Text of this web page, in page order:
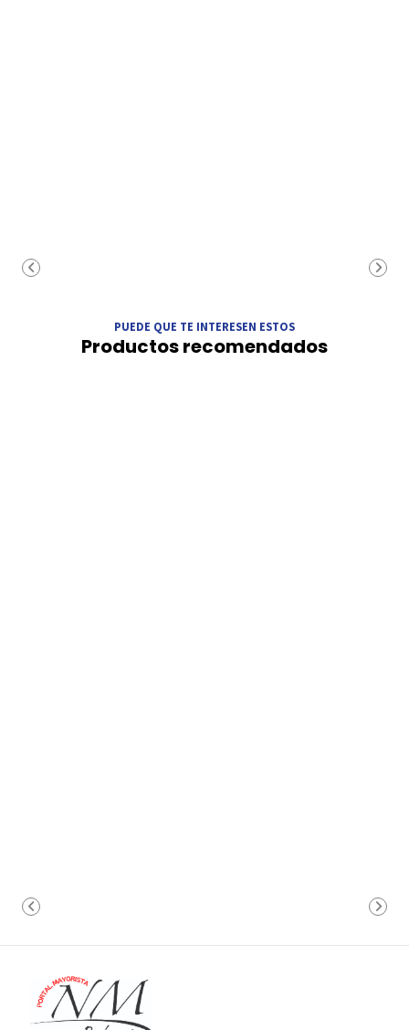
PUEDE QUE TE INTERESEN ESTOS
Productos recomendados